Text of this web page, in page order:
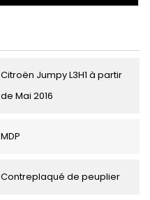
Citroën Jumpy L3H1 à partir
de Mai 2016
MDP
Contreplaqué de peuplier